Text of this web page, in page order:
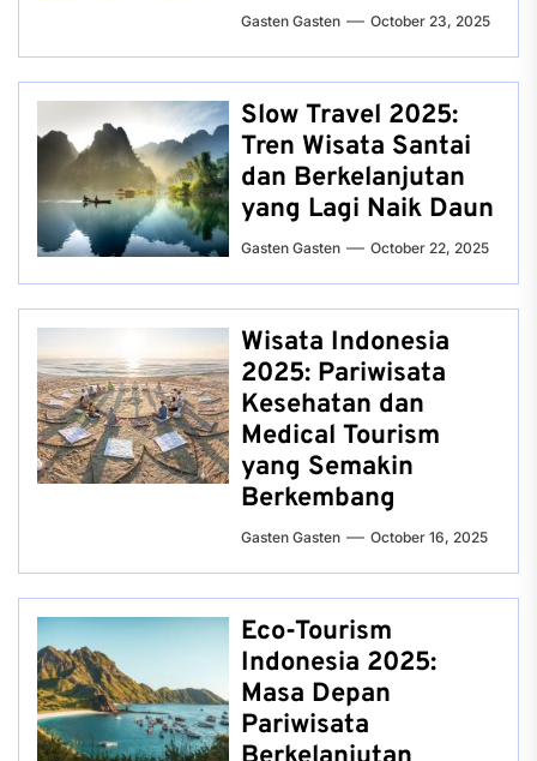
Gasten Gasten October 23, 2025
Slow Travel 2025:
Tren Wisata Santai
dan Berkelanjutan
yang Lagi Naik Daun
Gasten Gasten October 22, 2025
Wisata Indonesia
2025: Pariwisata
Kesehatan dan
Medical Tourism
yang Semakin
Berkembang
Gasten Gasten October 16, 2025
Eco-Tourism
Indonesia 2025:
Masa Depan
Pariwisata